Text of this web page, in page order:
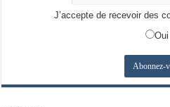
J’accepte de recevoir des
Oui